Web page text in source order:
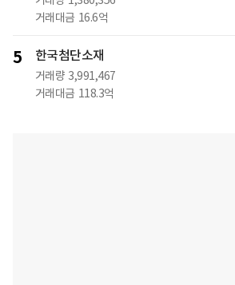
거래대금 16.6억
5 한국첨단소재
거래량 3,991,467
거래대금 118.3억